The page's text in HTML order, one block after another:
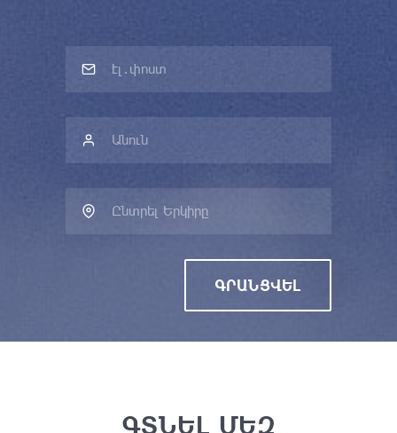
Ընտրել Երկիրը
ԳՐԱՆՑՎԵԼ
ԳՏՆԵԼ ՄԵԶ